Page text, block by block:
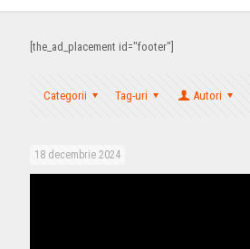
[the_ad_placement id="footer"]
Categorii Tag-uri Autori
18 decembrie 2024